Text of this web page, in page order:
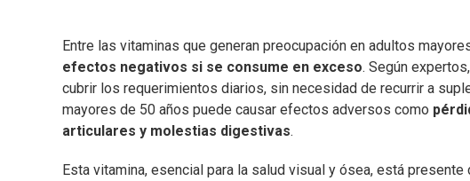
Entre las vitaminas que generan preocupación en adultos
efectos negativos si se consume en exceso. Según
cubrir los requerimientos diarios, sin necesidad de recurrir a
mayores de 50 años puede causar efectos adversos como
articulares y molestias digestivas.
Esta vitamina, esencial para la salud visual y ósea, está